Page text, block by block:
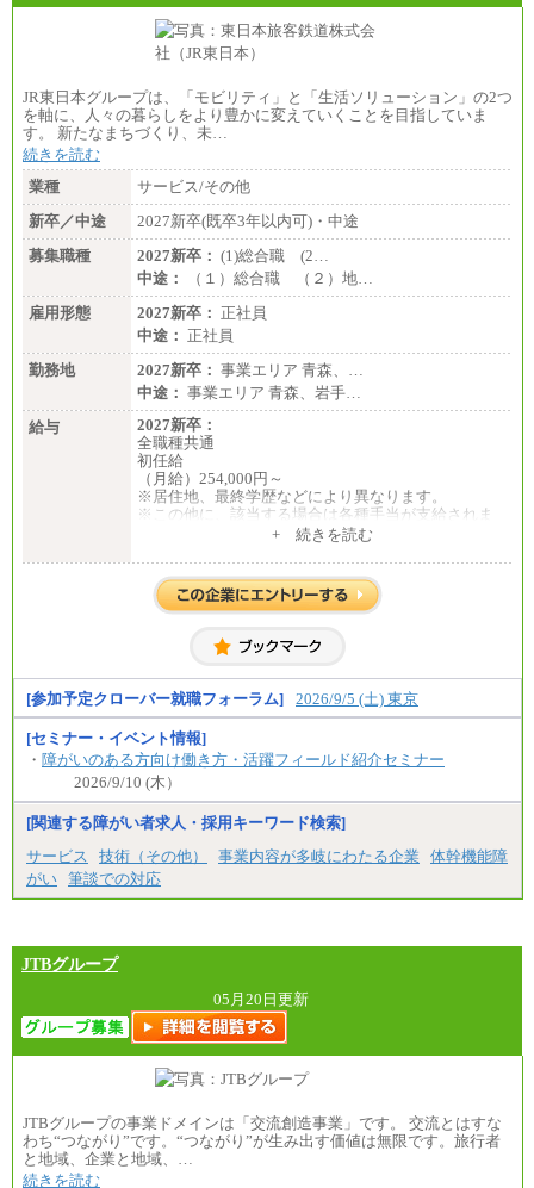
JR東日本グループは、「モビリティ」と「生活ソリューション」の2つ
を軸に、人々の暮らしをより豊かに変えていくことを目指していま
す。 新たなまちづくり、未…
続きを読む
業種
サービス/その他
新卒／中途
2027新卒(既卒3年以内可)・中途
募集職種
2027新卒： (1)総合職 (2…
中途：
（１）総合職 （２）地…
雇用形態
2027新卒： 正社員
中途： 正社員
勤務地
2027新卒： 事業エリア 青森、…
中途： 事業エリア 青森、岩手…
給与
2027新卒：
全職種共通
初任給
（月給）254,000円～
※居住地、最終学歴などにより異なります。
※この他に、該当する場合は各種手当が支給されま
中途：
全職種共通
※居住地、年齢により異なります。
※この他に、該当する場合は各種手当が支給されま
す。
※試用期間中も給与に変更はございません
+ 続きを読む
[参加予定クローバー就職フォーラム] 2026/9/5 (土) 東京
[セミナー・イベント情報]
・ 障がいのある方向け働き方・活躍フィールド紹介セミナー
2026/9/10 (木）
[関連する障がい者求人・採用キーワード検索]
サービス
技術（その他） 事業内容が多岐にわたる企業
体幹機能障
がい 筆談での対応
JTBグループ
05月20日更新
JTBグループの事業ドメインは「交流創造事業」です。 交流とはすな
わち“つながり”です。“つながり”が生み出す価値は無限です。旅行者
と地域、企業と地域、…
続きを読む